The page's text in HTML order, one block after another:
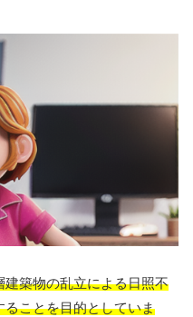
築物の乱立による日照不
ことを目的としていま